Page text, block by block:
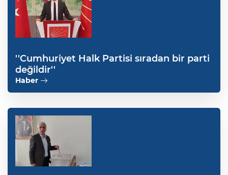
''Cumhuriyet Halk Partisi sıradan bir parti
değildir''
Haber